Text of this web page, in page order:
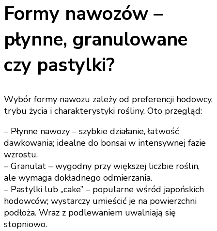
Formy nawozów –
płynne, granulowane
czy pastylki?
Wybór formy nawozu zależy od preferencji hodowcy,
trybu życia i charakterystyki rośliny. Oto przegląd:
– Płynne nawozy – szybkie działanie, łatwość
dawkowania; idealne do bonsai w intensywnej fazie
wzrostu.
– Granulat – wygodny przy większej liczbie roślin,
ale wymaga dokładnego odmierzania.
– Pastylki lub „cake” – popularne wśród japońskich
hodowców; wystarczy umieścić je na powierzchni
podłoża. Wraz z podlewaniem uwalniają się
stopniowo.